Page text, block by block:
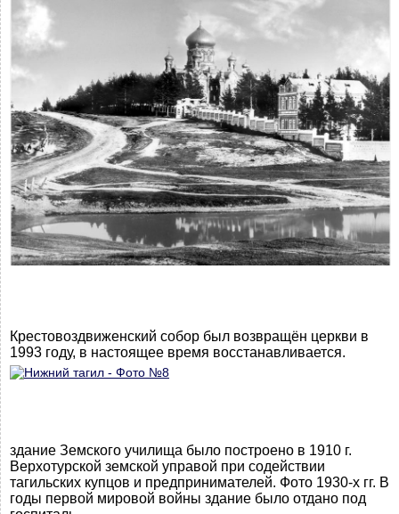
Крестовоздвиженский собор был возвращён церкви в
1993 году, в настоящее время восстанавливается.
здание Земского училища было построено в 1910 г.
Верхотурской земской управой при содействии
тагильских купцов и предпринимателей. Фото 1930-х гг. В
годы первой мировой войны здание было отдано под